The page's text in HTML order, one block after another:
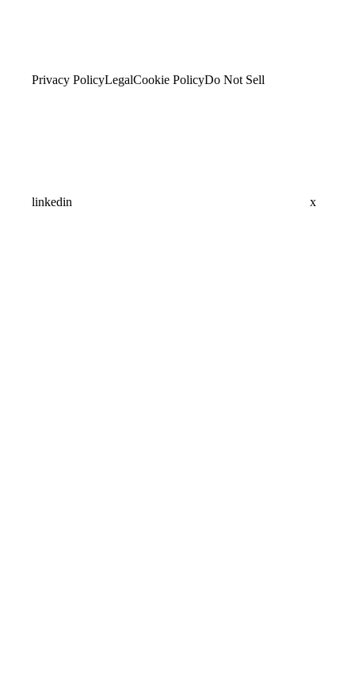
Privacy PolicyLegalCookie PolicyDo Not Sell
linkedin x